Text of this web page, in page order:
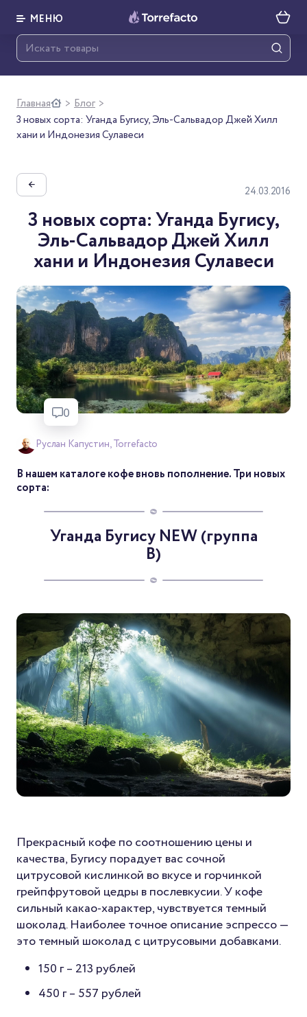
МЕНЮ
Главная > Блог >
3 новых сорта: Уганда Бугису, Эль-Сальвадор Джей Хилл
хани и Индонезия Сулавеси
← 24.03.2016
3 новых сорта: Уганда Бугису,
Эль-Сальвадор Джей Хилл
хани и Индонезия Сулавеси
0
Руслан Капустин, Torrefacto
В нашем каталоге кофе вновь пополнение. Три новых
сорта:
Уганда Бугису NEW (группа
B)
Прекрасный кофе по соотношению цены и
качества, Бугису порадует вас сочной
цитрусовой кислинкой во вкусе и горчинкой
грейпфрутовой цедры в послевкусии. У кофе
сильный какао-характер, чувствуется темный
шоколад. Наиболее точное описание эспрессо —
это темный шоколад с цитрусовыми добавками.
150 г – 213 рублей
450 г – 557 рублей